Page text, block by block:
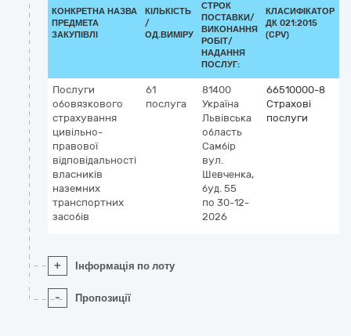
КОНКРЕТНА НАЗВА
ПРЕДМЕТА
ЗАКУПІВЛІ
КІЛЬКІСТЬ
/
ОД.ВИМІРУ
СТРОК
ПОСТАВКИ/
ВИКОНАННЯ
РОБІТ/
НАДАННЯ
ПОСЛУГ:
КЛАСИФІКАТОР
ДК 021:2015
(CPV)
Послуги
обовязкового
страхування
цивільно-
правової
відповідальності
власників
наземних
транспортних
засобів
61
послуга
81400
Україна
Львівська
область
Самбір
вул.
Шевченка,
буд. 55
по 30-12-
2026
66510000-8
Страхові
послуги
+ Інформація по лоту
- Пропозиції